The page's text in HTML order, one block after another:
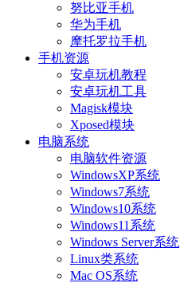
努比亚手机
华为手机
摩托罗拉手机
手机资源
安卓玩机教程
安卓玩机工具
Magisk模块
Xposed模块
电脑系统
电脑软件资源
WindowsXP系统
Windows7系统
Windows10系统
Windows11系统
Windows Server系统
Linux类系统
Mac OS系统